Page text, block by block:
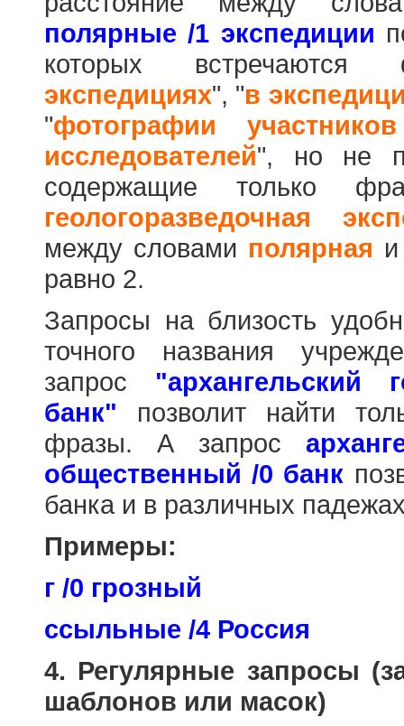
полярные /1 экспедиции
которых
экспедициях", "в
"фотографии
исследователей", но не
содержащие только
геологоразведочная
между словами полярная
равно 2.
Запросы на близость
точного названия
запрос "архангельский
банк" позволит найти
фразы. А запрос
общественный /0 банк
банка и в различных
Примеры:
г /0 грозный
ссыльные /4 Россия
4. Регулярные запросы
шаблонов или масок)